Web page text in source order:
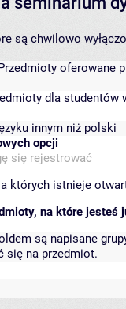
są chwilowo
oferowane
dla studentów
innym niż polski
opcji
się rejestrować
których istnieje
na które jesteś
są napisane
się na przedmiot.